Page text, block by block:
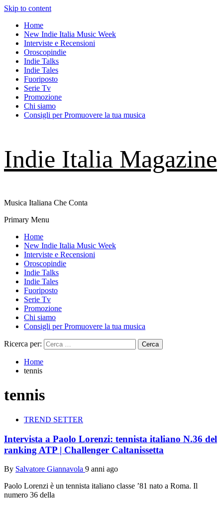
Skip to content
Home
New Indie Italia Music Week
Interviste e Recensioni
Oroscopindie
Indie Talks
Indie Tales
Fuoriposto
Serie Tv
Promozione
Chi siamo
Consigli per Promuovere la tua musica
Indie Italia Magazine
Musica Italiana Che Conta
Primary Menu
Home
New Indie Italia Music Week
Interviste e Recensioni
Oroscopindie
Indie Talks
Indie Tales
Fuoriposto
Serie Tv
Promozione
Chi siamo
Consigli per Promuovere la tua musica
Ricerca per:
Home
tennis
tennis
TREND SETTER
Intervista a Paolo Lorenzi: tennista italiano N.36 del
ranking ATP | Challenger Caltanissetta
By Salvatore Giannavola 9 anni ago
Paolo Lorenzi è un tennista italiano classe ’81 nato a Roma. Il
numero 36 della